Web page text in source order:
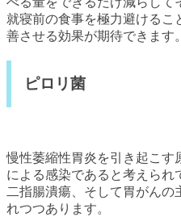
就寝前の食事を極力避けるこ
善させる効果が期待できます。
ピロリ菌
慢性萎縮性胃炎を引き起こす
による感染であると考えら
二指腸潰瘍、そして胃がんの
れつつあります。